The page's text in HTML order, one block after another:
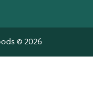
© 2026